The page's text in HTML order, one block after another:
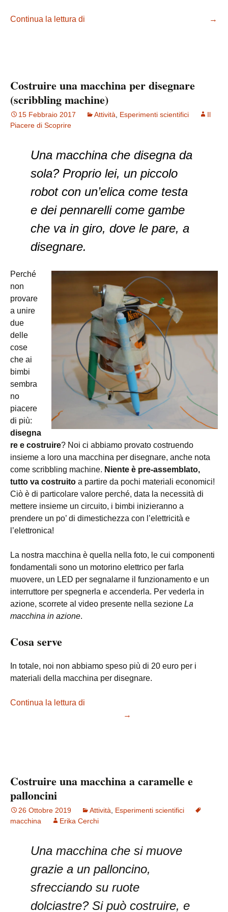
Continua la lettura di →
Costruire una macchina per disegnare
(scribbling machine)
15 Febbraio 2017 Attività Esperimenti scientifici
Il
Piacere di Scoprire
Una macchina che disegna da
sola? Proprio lei, un piccolo
robot con un’elica come testa
e dei pennarelli come gambe
che va in giro, dove le pare, a
disegnare.
Perché
non
provare
a unire
due
delle
cose
che ai
bimbi
sembra
no
piacere
di più:
disegna
re e costruire? Noi ci abbiamo provato costruendo
insieme a loro una macchina per disegnare, anche nota
come scribbling machine. Niente è pre-assemblato,
tutto va costruito a partire da pochi materiali economici!
Ciò è di particolare valore perché, data la necessità di
mettere insieme un circuito, i bimbi inizieranno a
prendere un po’ di dimestichezza con l’elettricità e
l’elettronica!
La nostra macchina è quella nella foto, le cui componenti
fondamentali sono un motorino elettrico per farla
muovere, un LED per segnalarne il funzionamento e un
interruttore per spegnerla e accenderla. Per vederla in
azione, scorrete al video presente nella sezione La
macchina in azione.
Cosa serve
In totale, noi non abbiamo speso più di 20 euro per i
materiali della macchina per disegnare.
Continua la lettura di
→
Costruire una macchina a caramelle e
palloncini
26 Ottobre 2019 Attività
Esperimenti scientifici
macchina
Erika Cerchi
Una macchina che si muove
grazie a un palloncino,
sfrecciando su ruote
dolciastre? Si può costruire, e